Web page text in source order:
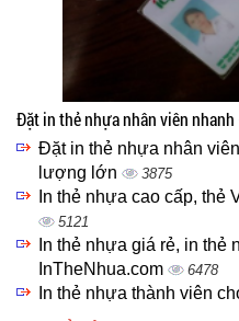
Đặt in thẻ nhựa nhân viên
Đặt in thẻ nhựa nhân
lượng lớn
3875
In thẻ nhựa cao cấp, thẻ
5121
In thẻ nhựa giá rẻ, in thẻ
InTheNhua.com
6478
In thẻ nhựa thành viên